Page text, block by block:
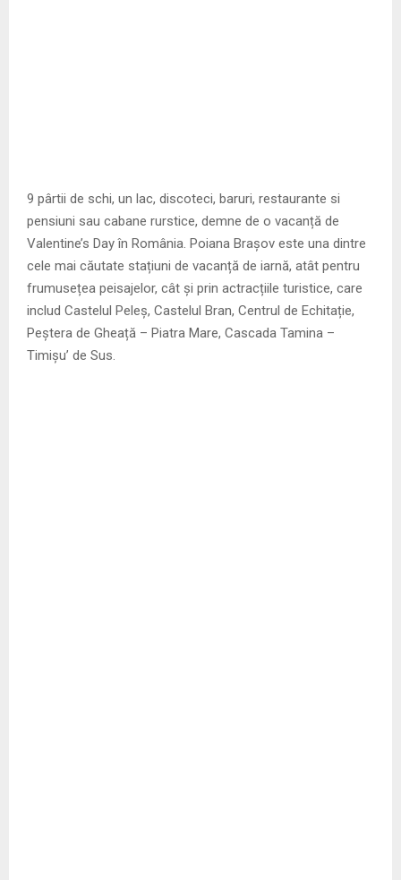
9 pârtii de schi, un lac, discoteci, baruri, restaurante si
pensiuni sau cabane rurstice, demne de o vacanță de
Valentine’s Day în România. Poiana Brașov este una dintre
cele mai căutate stațiuni de vacanță de iarnă, atât pentru
frumusețea peisajelor, cât și prin actracțiile turistice, care
includ Castelul Peleș, Castelul Bran, Centrul de Echitație,
Peștera de Gheață – Piatra Mare, Cascada Tamina –
Timișu’ de Sus.